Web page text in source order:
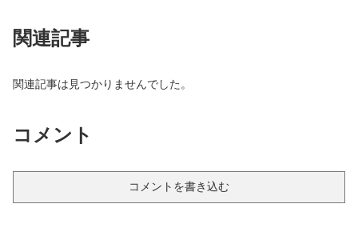
関連記事
関連記事は見つかりませんでした。
コメント
コメントを書き込む